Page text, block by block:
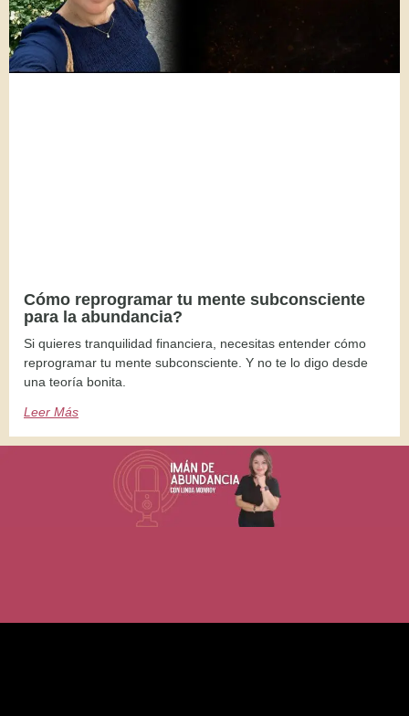
Cómo reprogramar tu mente subconsciente
para la abundancia?
Si quieres tranquilidad financiera, necesitas entender cómo
reprogramar tu mente subconsciente. Y no te lo digo desde
una teoría bonita.
Leer Más